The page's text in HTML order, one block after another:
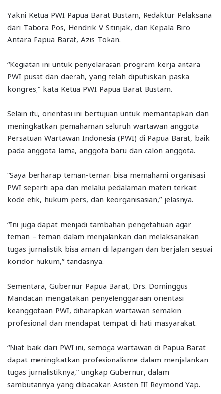
Yakni Ketua PWI Papua Barat Bustam, Redaktur Pelaksana
dari Tabora Pos, Hendrik V Sitinjak, dan Kepala Biro
Antara Papua Barat, Azis Tokan.
“Kegiatan ini untuk penyelarasan program kerja antara
PWI pusat dan daerah, yang telah diputuskan paska
kongres,” kata Ketua PWI Papua Barat Bustam.
Selain itu, orientasi ini bertujuan untuk memantapkan dan
meningkatkan pemahaman seluruh wartawan anggota
Persatuan Wartawan Indonesia (PWI) di Papua Barat, baik
pada anggota lama, anggota baru dan calon anggota.
“Saya berharap teman-teman bisa memahami organisasi
PWI seperti apa dan melalui pedalaman materi terkait
kode etik, hukum pers, dan keorganisasian,” jelasnya.
“Ini juga dapat menjadi tambahan pengetahuan agar
teman – teman dalam menjalankan dan melaksanakan
tugas jurnalistik bisa aman di lapangan dan berjalan sesuai
koridor hukum,” tandasnya.
Sementara, Gubernur Papua Barat, Drs. Dominggus
Mandacan mengatakan penyelenggaraan orientasi
keanggotaan PWI, diharapkan wartawan semakin
profesional dan mendapat tempat di hati masyarakat.
“Niat baik dari PWI ini, semoga wartawan di Papua Barat
dapat meningkatkan profesionalisme dalam menjalankan
tugas jurnalistiknya,” ungkap Gubernur, dalam
sambutannya yang dibacakan Asisten III Reymond Yap.